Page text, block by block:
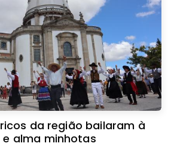
da região bailaram à
fé e alma minhotas